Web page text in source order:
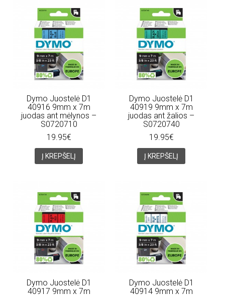
Dymo Juostelė D1
40916 9mm x 7m
juodas ant mėlynos –
S0720710
19.95€
Į KREPŠELĮ
Dymo Juostelė D1
40919 9mm x 7m
juodas ant žalios –
S0720740
19.95€
Į KREPŠELĮ
Dymo Juostelė D1
40917 9mm x 7m
Dymo Juostelė D1
40914 9mm x 7m